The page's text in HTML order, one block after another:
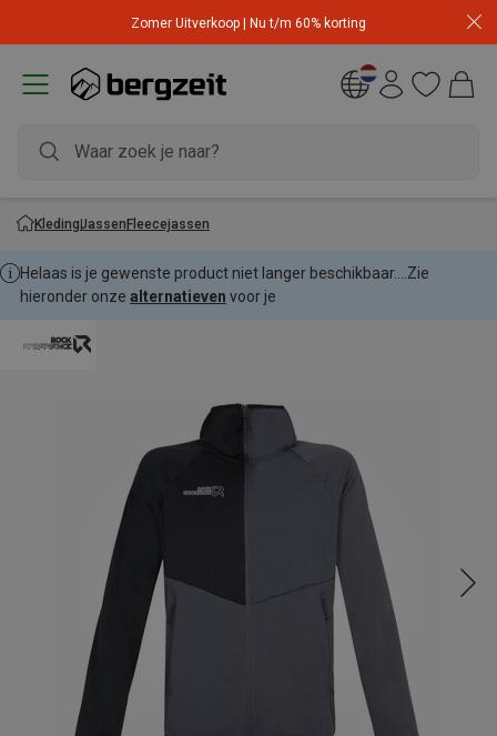
Zomer Uitverkoop | Nu t/m 60% korting
KledingJassenFleecejassen
Helaas is je gewenste product niet langer beschikbaar.... Zie
hieronder onze alternatieven voor je